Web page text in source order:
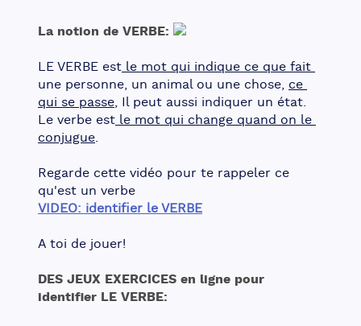
La notion de VERBE:
LE VERBE est
une personne, un animal ou une chose, ce
qui se passe, Il peut aussi indiquer un état.
Le verbe est le mot qui change quand on le
conjugue.
Regarde cette vidéo pour te rappeler ce
qu'est un verbe
VIDEO: identifier le VERBE
A toi de jouer!
DES JEUX EXERCICES en ligne pour
identifier LE VERBE: